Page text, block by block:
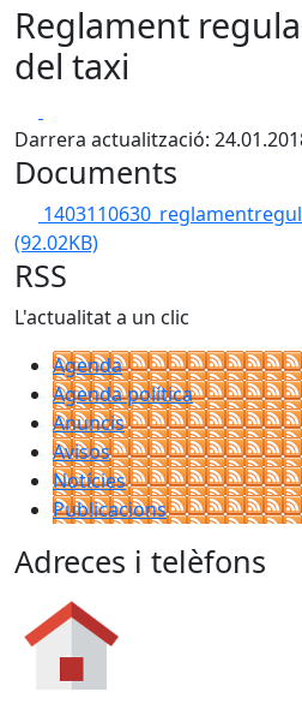
Reglament
del taxi
Darrera actualització:
Documents
(92.02KB)
RSS
L'actualitat a un clic
Agenda
Agenda política
Anuncis
Avisos
Notícies
Publicacions
Adreces i telèfons